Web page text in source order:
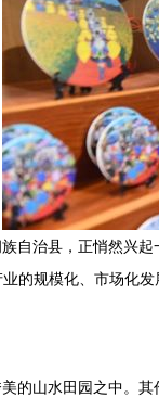
自治县，正悄然兴
的规模化、市场化
的山水田园之中。